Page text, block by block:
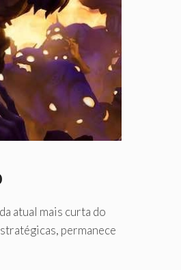
atual mais curta do
permanece